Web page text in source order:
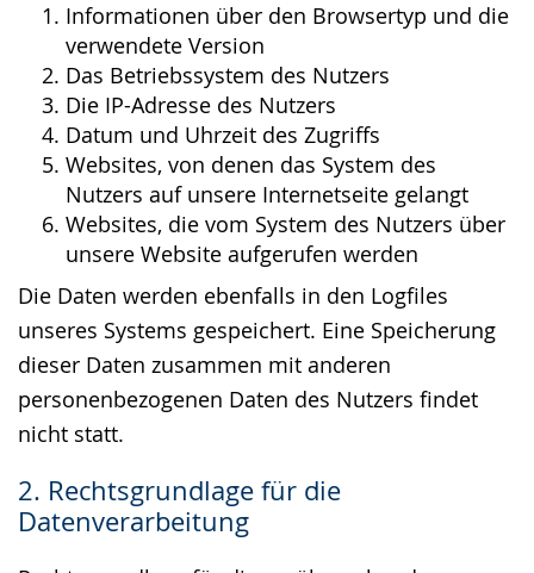
Informationen über den Browsertyp und die
verwendete Version
Das Betriebssystem des Nutzers
Die IP-Adresse des Nutzers
Datum und Uhrzeit des Zugriffs
Websites, von denen das System des
Nutzers auf unsere Internetseite gelangt
Websites, die vom System des Nutzers über
unsere Website aufgerufen werden
Die Daten werden ebenfalls in den Logfiles
unseres Systems gespeichert. Eine Speicherung
dieser Daten zusammen mit anderen
personenbezogenen Daten des Nutzers findet
nicht statt.
2. Rechtsgrundlage für die
Datenverarbeitung